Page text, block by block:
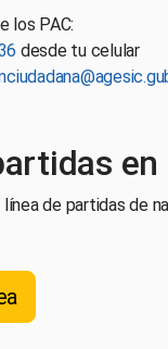
los PAC:
desde tu celular
en
de partidas de